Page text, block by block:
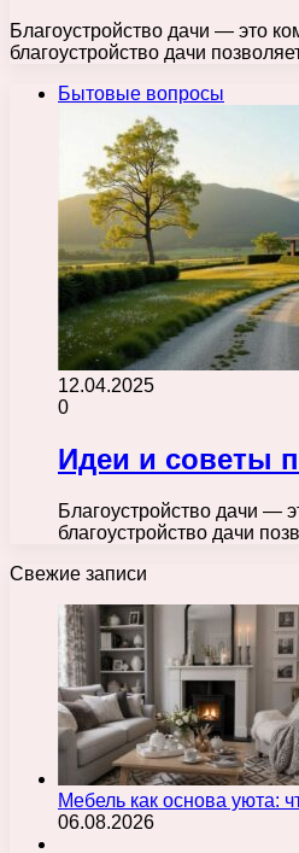
Благоустройство дачи — это
благоустройство дачи
Бытовые вопросы
12.04.2025
0
Идеи и советы
Благоустройство дачи —
благоустройство дачи
Свежие записи
Мебель как основа уюта:
06.08.2026